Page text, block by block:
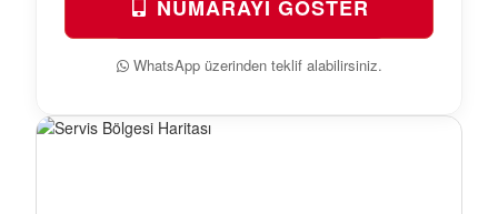
NUMARAYI GÖSTER
WhatsApp üzerinden teklif alabilirsiniz.